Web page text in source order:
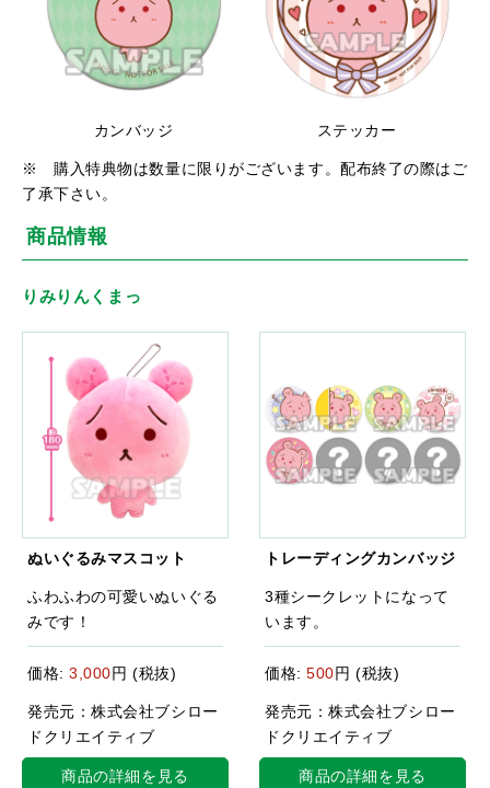
カンバッジ ステッカー
※ 購入特典物は数量に限りがございます。配布終了の際はご
了承下さい。
商品情報
りみりんくまっ
ぬいぐるみマスコット
ふわふわの可愛いぬいぐる
みです！
価格:3,000円 (税抜)
発売元：株式会社ブシロー
ドクリエイティブ
商品の詳細を見る
トレーディングカンバッジ
3種シークレットになって
います。
価格:500円 (税抜)
発売元：株式会社ブシロー
ドクリエイティブ
商品の詳細を見る